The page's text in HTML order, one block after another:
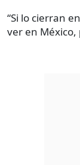
“Si lo cierran
ver en México,